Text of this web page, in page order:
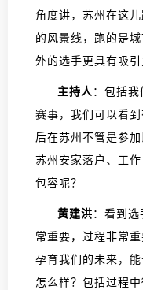
角度讲，苏州在这
的风景线，跑的是
外的选手更具有吸引
主持人 ：包括
赛事，我们可以看
后在苏州不管是参
苏州安家落户、工
包容呢？
黄建洪 ：看到
常重要，过程非常
孕育我们的未来，
怎么样？包括过程